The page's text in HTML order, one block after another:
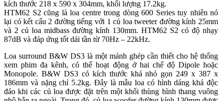
kích thước 218 x 590 x 304mm, khối lượng 17.2kg.
HTM62 S2 cũng là loa centre trong dòng 600 Series tuy nhiên nó
lại có kết cấu 2 đường tiếng với 1 củ loa tweeter đường kính 25mm
và 2 củ loa midbass đường kính 130mm. HTM62 S2 có độ nhạy
87dB và đáp ứng tốt dải tần từ 70Hz – 22kHz.
Loa surround B&W DS3 là một mảnh ghép cần thiết cho hệ thống
xem phim đa kênh, có thể hoạt động ở hai chế độ Dipole hoặc
Monopole. B&W DS3 có kích thước khá nhỏ gọn 249 x 387 x
186mm và nặng chỉ 5.2kg. Đây là mẫu loa có hình dáng khá độc
đáo khi các củ loa được đặt trên một khối thùng hình thang vuông